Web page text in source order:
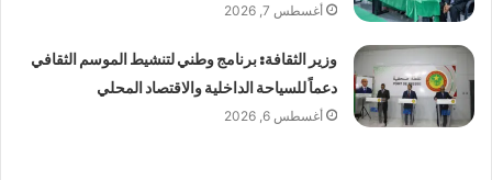
أغسطس 7, 2026
وزير الثقافة: برنامج وطني لتنشيط الموسم الثقافي
دعماً للسياحة الداخلية والاقتصاد المحلي
أغسطس 6, 2026